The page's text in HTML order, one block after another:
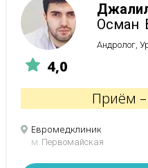
4,0
Осман
Андролог,
Приём –
Евромедклиник
м. Первомайская